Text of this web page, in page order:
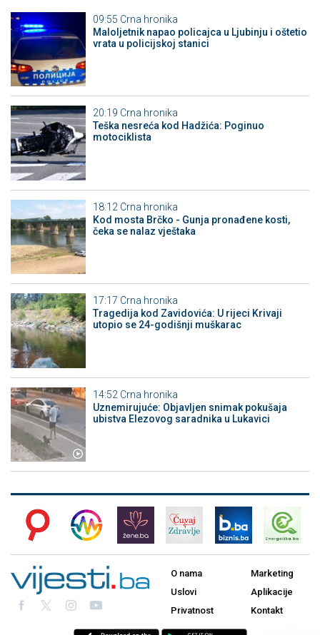
09:55 Crna hronika
Maloljetnik napao policajca u Ljubinju i oštetio
vrata u policijskoj stanici
20:19 Crna hronika
Teška nesreća kod Hadžića: Poginuo
motociklista
18:12 Crna hronika
Kod mosta Brčko - Gunja pronađene kosti,
čeka se nalaz vještaka
17:17 Crna hronika
Tragedija kod Zavidovića: U rijeci Krivaji
utopio se 24-godišnji muškarac
14:52 Crna hronika
Uznemirujuće: Objavljen snimak pokušaja
ubistva Elezovog saradnika u Lukavici
O nama
Uslovi
Privatnost
Marketing
Aplikacije
Kontakt